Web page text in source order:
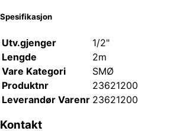
Spesifikasjon
Utv.gjenger
1/2"
Lengde
2m
Vare Kategori
SMØ
Produktnr
23621200
Leverandør Varenr 23621200
Kontakt